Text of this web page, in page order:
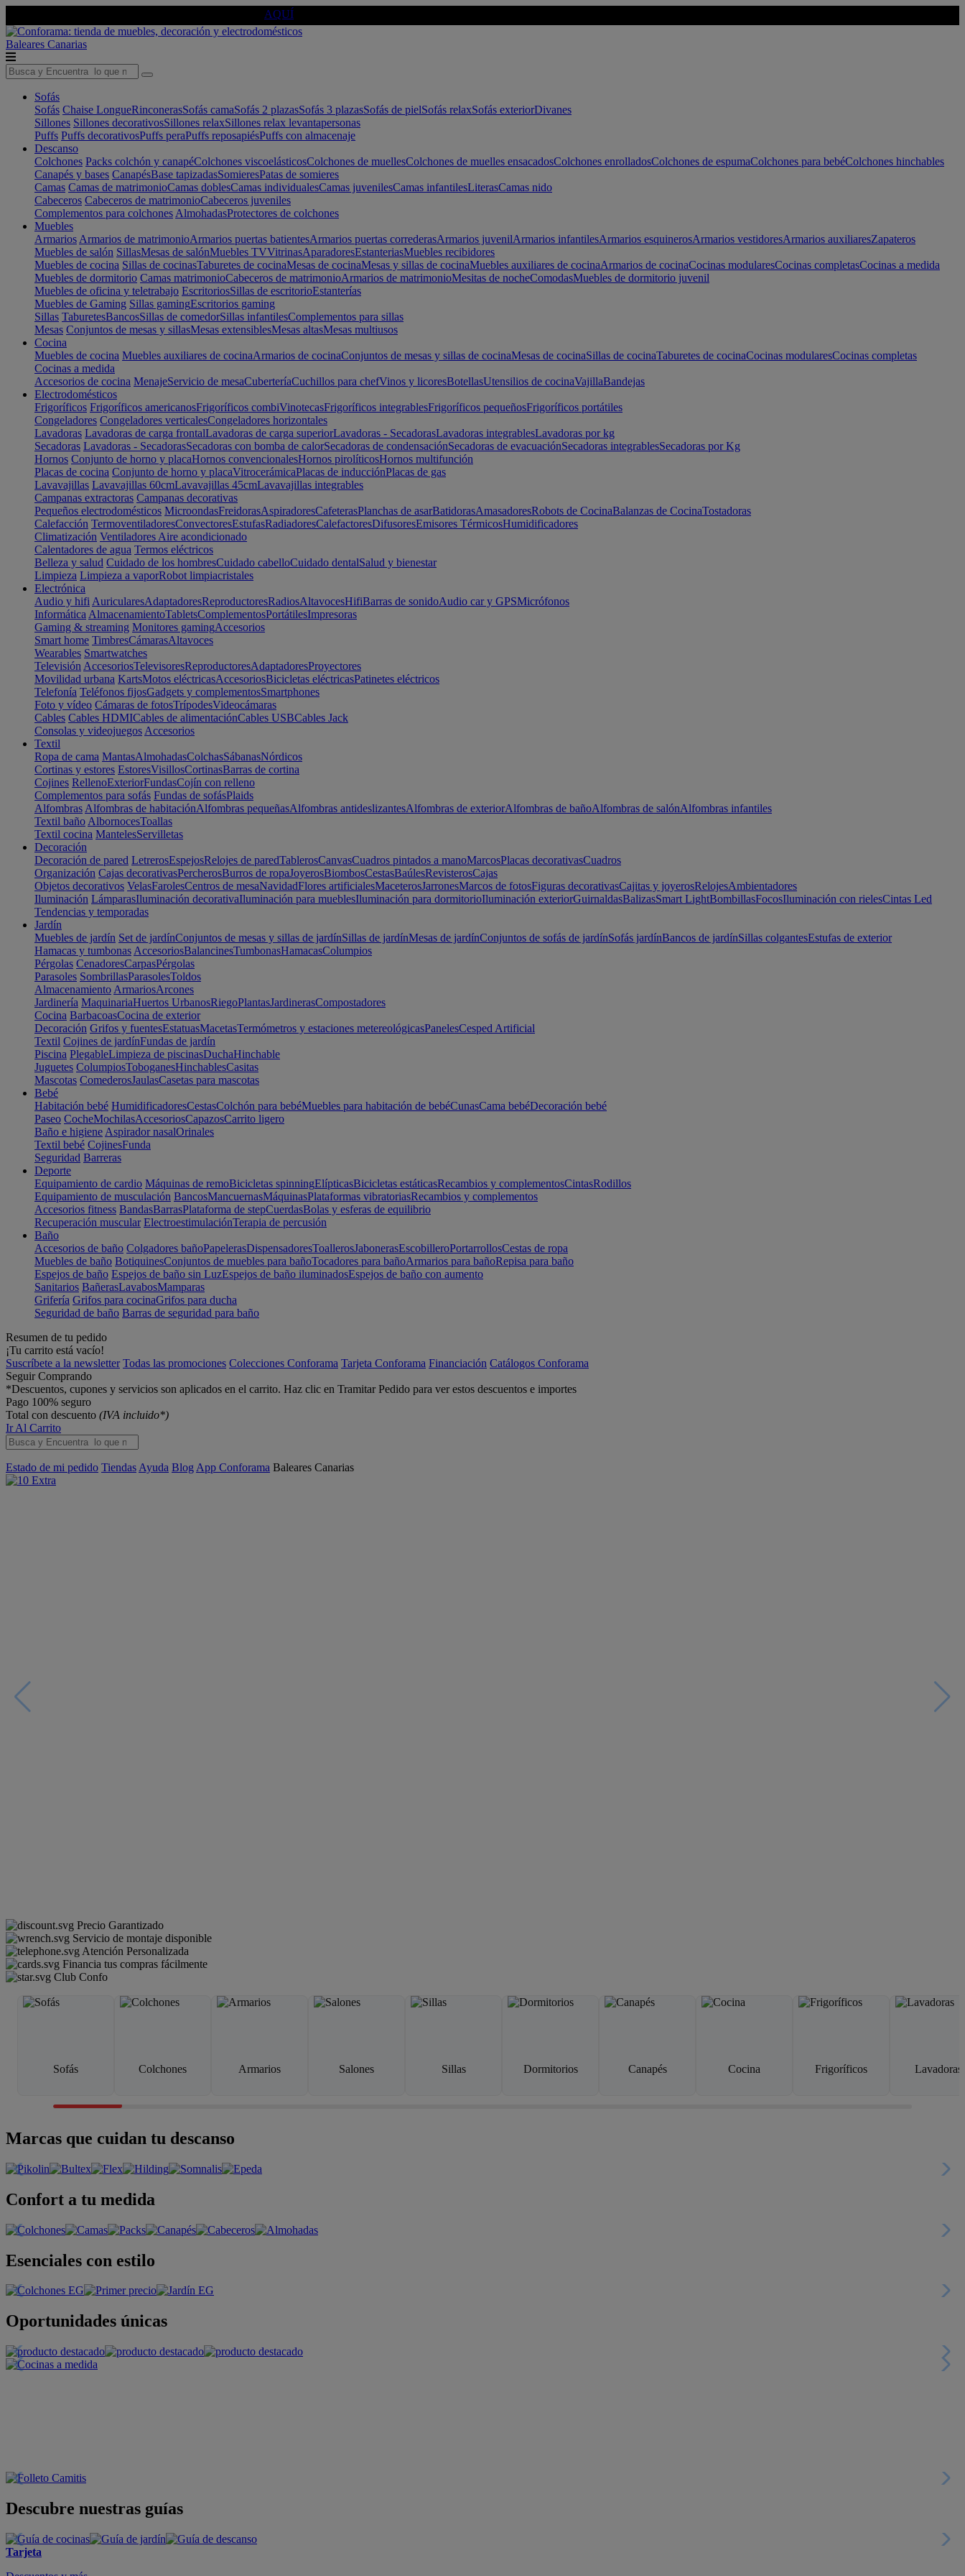
AQUÍ
Baleares Canarias
Sofás
Sofás Chaise LongueRinconerasSofás camaSofás 2 plazasSofás 3 plazasSofás de pielSofás relaxSofás exteriorDivanes
Sillones Sillones decorativosSillones relaxSillones relax levantapersonas
Puffs Puffs decorativosPuffs peraPuffs reposapiésPuffs con almacenaje
Descanso
Colchones Packs colchón y canapéColchones viscoelásticosColchones de muellesColchones de muelles ensacadosColchones enrolladosColchones de espumaColchones para bebéColchones hinchables
Canapés y bases CanapésBase tapizadasSomieresPatas de somieres
Camas Camas de matrimonioCamas doblesCamas individualesCamas juvenilesCamas infantilesLiterasCamas nido
Cabeceros Cabeceros de matrimonioCabeceros juveniles
Complementos para colchones AlmohadasProtectores de colchones
Muebles
Armarios Armarios de matrimonioArmarios puertas batientesArmarios puertas correderasArmarios juvenilArmarios infantilesArmarios esquinerosArmarios vestidoresArmarios auxiliaresZapateros
Muebles de salón SillasMesas de salónMuebles TVVitrinasAparadoresEstanteriasMuebles recibidores
Muebles de cocina Sillas de cocinasTaburetes de cocinaMesas de cocinaMesas y sillas de cocinaMuebles auxiliares de cocinaArmarios de cocinaCocinas modularesCocinas completasCocinas a medida
Muebles de dormitorio Camas matrimonioCabeceros de matrimonioArmarios de matrimonioMesitas de nocheComodasMuebles de dormitorio juvenil
Muebles de oficina y teletrabajo EscritoriosSillas de escritorioEstanterías
Muebles de Gaming Sillas gamingEscritorios gaming
Sillas TaburetesBancosSillas de comedorSillas infantilesComplementos para sillas
Mesas Conjuntos de mesas y sillasMesas extensiblesMesas altasMesas multiusos
Cocina
Muebles de cocina Muebles auxiliares de cocinaArmarios de cocinaConjuntos de mesas y sillas de cocinaMesas de cocinaSillas de cocinaTaburetes de cocinaCocinas modularesCocinas completas
Cocinas a medida
Accesorios de cocina MenajeServicio de mesaCuberteríaCuchillos para chefVinos y licoresBotellasUtensilios de cocinaVajillaBandejas
Electrodomésticos
Frigoríficos Frigoríficos americanosFrigoríficos combiVinotecasFrigoríficos integrablesFrigoríficos pequeñosFrigoríficos portátiles
Congeladores Congeladores verticalesCongeladores horizontales
Lavadoras Lavadoras de carga frontalLavadoras de carga superiorLavadoras - SecadorasLavadoras integrablesLavadoras por kg
Secadoras Lavadoras - SecadorasSecadoras con bomba de calorSecadoras de condensaciónSecadoras de evacuaciónSecadoras integrablesSecadoras por Kg
Hornos Conjunto de horno y placaHornos convencionalesHornos pirolíticosHornos multifunción
Placas de cocina Conjunto de horno y placaVitrocerámicaPlacas de inducciónPlacas de gas
Lavavajillas Lavavajillas 60cmLavavajillas 45cmLavavajillas integrables
Campanas extractoras Campanas decorativas
Pequeños electrodomésticos MicroondasFreidorasAspiradoresCafeterasPlanchas de asarBatidorasAmasadoresRobots de CocinaBalanzas de CocinaTostadoras
Calefacción TermoventiladoresConvectoresEstufasRadiadoresCalefactoresDifusoresEmisores TérmicosHumidificadores
Climatización Ventiladores Aire acondicionado
Calentadores de agua Termos eléctricos
Belleza y salud Cuidado de los hombresCuidado cabelloCuidado dentalSalud y bienestar
Limpieza Limpieza a vaporRobot limpiacristales
Electrónica
Audio y hifi AuricularesAdaptadoresReproductoresRadiosAltavocesHifiBarras de sonidoAudio car y GPSMicrófonos
Informática AlmacenamientoTabletsComplementosPortátilesImpresoras
Gaming & streaming Monitores gamingAccesorios
Smart home TimbresCámarasAltavoces
Wearables Smartwatches
Televisión AccesoriosTelevisoresReproductoresAdaptadoresProyectores
Movilidad urbana KartsMotos eléctricasAccesoriosBicicletas eléctricasPatinetes eléctricos
Telefonía Teléfonos fijosGadgets y complementosSmartphones
Foto y vídeo Cámaras de fotosTrípodesVideocámaras
Cables Cables HDMICables de alimentaciónCables USBCables Jack
Consolas y videojuegos Accesorios
Textil
Ropa de cama MantasAlmohadasColchasSábanasNórdicos
Cortinas y estores EstoresVisillosCortinasBarras de cortina
Cojines RellenoExteriorFundasCojín con relleno
Complementos para sofás Fundas de sofásPlaids
Alfombras Alfombras de habitaciónAlfombras pequeñasAlfombras antideslizantesAlfombras de exteriorAlfombras de bañoAlfombras de salónAlfombras infantiles
Textil baño AlbornocesToallas
Textil cocina MantelesServilletas
Decoración
Decoración de pared LetrerosEspejosRelojes de paredTablerosCanvasCuadros pintados a manoMarcosPlacas decorativasCuadros
Organización Cajas decorativasPercherosBurros de ropaJoyerosBiombosCestasBaúlesRevisterosCajas
Objetos decorativos VelasFarolesCentros de mesaNavidadFlores artificialesMaceterosJarronesMarcos de fotosFiguras decorativasCajitas y joyerosRelojesAmbientadores
Iluminación LámparasIluminación decorativaIluminación para mueblesIluminación para dormitorioIluminación exteriorGuirnaldasBalizasSmart LightBombillasFocosIluminación con rielesCintas Led
Tendencias y temporadas
Jardín
Muebles de jardín Set de jardínConjuntos de mesas y sillas de jardínSillas de jardínMesas de jardínConjuntos de sofás de jardínSofás jardínBancos de jardínSillas colgantesEstufas de exterior
Hamacas y tumbonas AccesoriosBalancinesTumbonasHamacasColumpios
Pérgolas CenadoresCarpasPérgolas
Parasoles SombrillasParasolesToldos
Almacenamiento ArmariosArcones
Jardinería MaquinariaHuertos UrbanosRiegoPlantasJardinerasCompostadores
Cocina BarbacoasCocina de exterior
Decoración Grifos y fuentesEstatuasMacetasTermómetros y estaciones metereológicasPanelesCesped Artificial
Textil Cojines de jardínFundas de jardín
Piscina PlegableLimpieza de piscinasDuchaHinchable
Juguetes ColumpiosToboganesHinchablesCasitas
Mascotas ComederosJaulasCasetas para mascotas
Bebé
Habitación bebé HumidificadoresCestasColchón para bebéMuebles para habitación de bebéCunasCama bebéDecoración bebé
Paseo CocheMochilasAccesoriosCapazosCarrito ligero
Baño e higiene Aspirador nasalOrinales
Textil bebé CojinesFunda
Seguridad Barreras
Deporte
Equipamiento de cardio Máquinas de remoBicicletas spinningElípticasBicicletas estáticasRecambios y complementosCintasRodillos
Equipamiento de musculación BancosMancuernasMáquinasPlataformas vibratoriasRecambios y complementos
Accesorios fitness BandasBarrasPlataforma de stepCuerdasBolas y esferas de equilibrio
Recuperación muscular ElectroestimulaciónTerapia de percusión
Baño
Accesorios de baño Colgadores bañoPapelerasDispensadoresToallerosJabonerasEscobilleroPortarrollosCestas de ropa
Muebles de baño BotiquinesConjuntos de muebles para bañoTocadores para bañoArmarios para bañoRepisa para baño
Espejos de baño Espejos de baño sin LuzEspejos de baño iluminadosEspejos de baño con aumento
Sanitarios BañerasLavabosMamparas
Grifería Grifos para cocinaGrifos para ducha
Seguridad de baño Barras de seguridad para baño
Resumen de tu pedido
¡Tu carrito está vacío!
Suscríbete a la newsletter Todas las promociones Colecciones Conforama Tarjeta Conforama Financiación Catálogos Conforama
Seguir Comprando
*Descuentos, cupones y servicios son aplicados en el carrito. Haz clic en Tramitar Pedido para ver estos descuentos e importes
Pago 100% seguro
Total con descuento (IVA incluido*)
Ir Al Carrito
Estado de mi pedido Tiendas Ayuda Blog App Conforama Baleares Canarias
Precio Garantizado
Servicio de montaje disponible
Atención Personalizada
Financia tus compras fácilmente
Club Confo
Sofás Colchones Armarios Salones Sillas Dormitorios Canapés Cocina Frigoríficos Lavadoras
Marcas que cuidan tu descanso
Confort a tu medida
Esenciales con estilo
Oportunidades únicas
Descubre nuestras guías
Tarjeta